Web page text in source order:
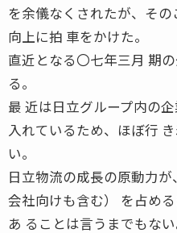
を余儀なくされたが、そ
向上に拍 車をかけた。
直近となる〇七年三月 期
る。
最 近は日立グループ内の
入れているため、ほぼ行
い。
日立物流の成長の原動力
会社向けも含む） を占め
あ ることは言うまでもない